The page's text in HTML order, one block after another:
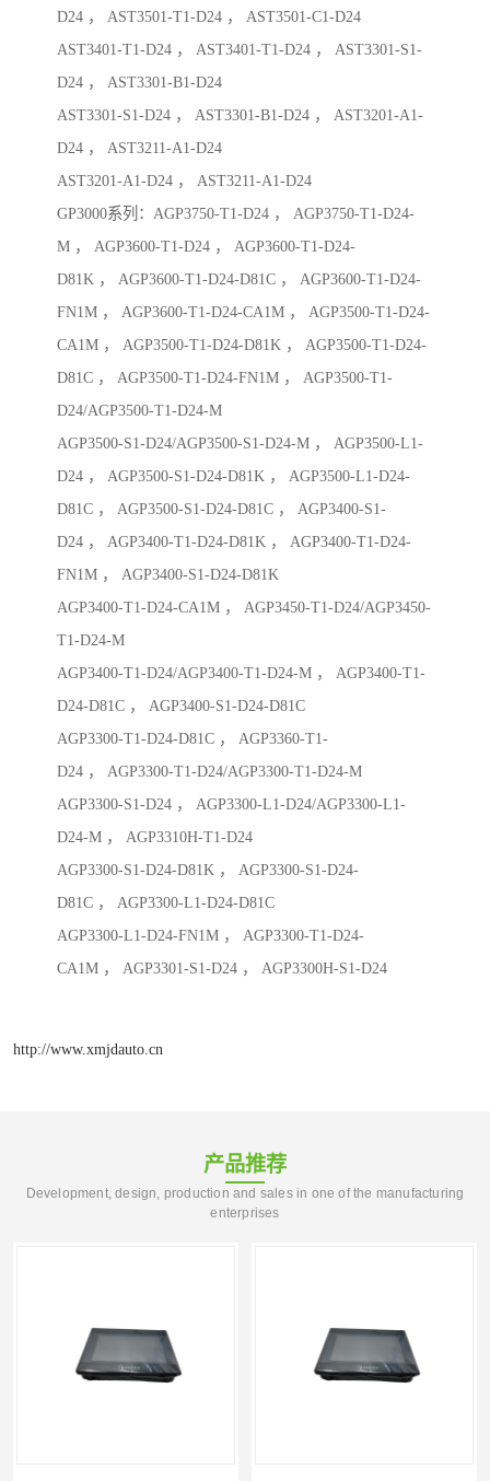
D24 ， AST3501-T1-D24 ， AST3501-C1-D24
AST3401-T1-D24 ， AST3401-T1-D24 ， AST3301-S1-
D24 ， AST3301-B1-D24
AST3301-S1-D24 ， AST3301-B1-D24 ， AST3201-A1-
D24 ， AST3211-A1-D24
AST3201-A1-D24 ， AST3211-A1-D24
GP3000系列：AGP3750-T1-D24 ， AGP3750-T1-D24-
M ， AGP3600-T1-D24 ， AGP3600-T1-D24-
D81K ， AGP3600-T1-D24-D81C ， AGP3600-T1-D24-
FN1M ， AGP3600-T1-D24-CA1M ， AGP3500-T1-D24-
CA1M ， AGP3500-T1-D24-D81K ， AGP3500-T1-D24-
D81C ， AGP3500-T1-D24-FN1M ， AGP3500-T1-
D24/AGP3500-T1-D24-M
AGP3500-S1-D24/AGP3500-S1-D24-M ， AGP3500-L1-
D24 ， AGP3500-S1-D24-D81K ， AGP3500-L1-D24-
D81C ， AGP3500-S1-D24-D81C ， AGP3400-S1-
D24 ， AGP3400-T1-D24-D81K ， AGP3400-T1-D24-
FN1M ， AGP3400-S1-D24-D81K
AGP3400-T1-D24-CA1M ， AGP3450-T1-D24/AGP3450-
T1-D24-M
AGP3400-T1-D24/AGP3400-T1-D24-M ， AGP3400-T1-
D24-D81C ， AGP3400-S1-D24-D81C
AGP3300-T1-D24-D81C ， AGP3360-T1-
D24 ， AGP3300-T1-D24/AGP3300-T1-D24-M
AGP3300-S1-D24 ， AGP3300-L1-D24/AGP3300-L1-
D24-M ， AGP3310H-T1-D24
AGP3300-S1-D24-D81K ， AGP3300-S1-D24-
D81C ， AGP3300-L1-D24-D81C
AGP3300-L1-D24-FN1M ， AGP3300-T1-D24-
CA1M ， AGP3301-S1-D24 ， AGP3300H-S1-D24
http://www.xmjdauto.cn
产品推荐
Development, design, production and sales in one of the manufacturing
enterprises